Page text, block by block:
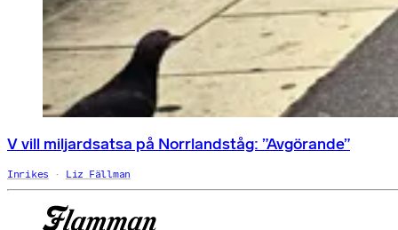
V vill miljardsatsa på Norrlandståg: ”Avgörande”
Inrikes Liz Fällman